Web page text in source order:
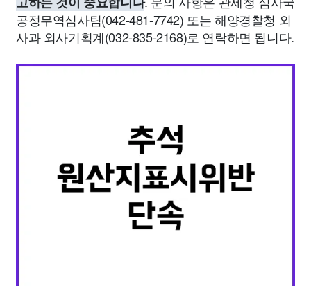
공정무역심사팀(042-481-7742) 또는 해양경찰청 외
사과 외사기획계(032-835-2168)로 연락하면 됩니다.